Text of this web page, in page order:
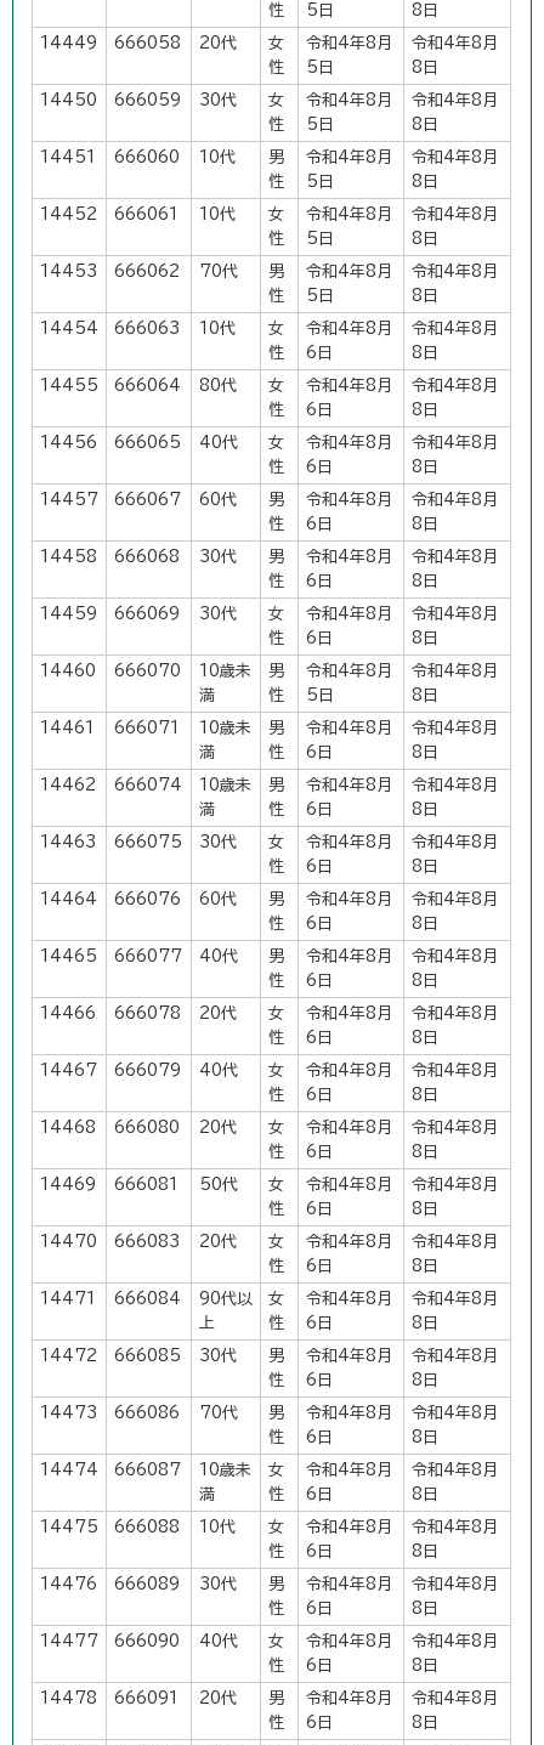
性
5日
8日
14449 666058 20代
女
性
令和4年8月
5日
令和4年8月
8日
14450 666059 30代
女
性
令和4年8月
5日
令和4年8月
8日
14451 666060 10代
男
性
令和4年8月
5日
令和4年8月
8日
14452 666061 10代
女
性
令和4年8月
5日
令和4年8月
8日
14453 666062 70代
男
性
令和4年8月
5日
令和4年8月
8日
14454 666063 10代
女
性
令和4年8月
6日
令和4年8月
8日
14455 666064 80代
女
性
令和4年8月
6日
令和4年8月
8日
14456 666065 40代
女
性
令和4年8月
6日
令和4年8月
8日
14457 666067 60代
男
性
令和4年8月
6日
令和4年8月
8日
14458 666068 30代
男
性
令和4年8月
6日
令和4年8月
8日
14459 666069 30代
女
性
令和4年8月
6日
令和4年8月
8日
14460 666070
10歳未
満
男
性
令和4年8月
5日
令和4年8月
8日
14461 666071
10歳未
満
男
性
令和4年8月
6日
令和4年8月
8日
14462 666074
10歳未
満
男
性
令和4年8月
6日
令和4年8月
8日
14463 666075 30代
女
性
令和4年8月
6日
令和4年8月
8日
14464 666076 60代
男
性
令和4年8月
6日
令和4年8月
8日
14465 666077 40代
男
性
令和4年8月
6日
令和4年8月
8日
14466 666078 20代
女
性
令和4年8月
6日
令和4年8月
8日
14467 666079 40代
女
性
令和4年8月
6日
令和4年8月
8日
14468 666080 20代
女
性
令和4年8月
6日
令和4年8月
8日
14469 666081 50代
女
性
令和4年8月
6日
令和4年8月
8日
14470 666083 20代
女
性
令和4年8月
6日
令和4年8月
8日
14471 666084
90代以
上
女
性
令和4年8月
6日
令和4年8月
8日
14472 666085 30代
男
性
令和4年8月
6日
令和4年8月
8日
14473 666086 70代
男
性
令和4年8月
6日
令和4年8月
8日
14474 666087
10歳未
満
女
性
令和4年8月
6日
令和4年8月
8日
14475 666088 10代
女
性
令和4年8月
6日
令和4年8月
8日
14476 666089 30代
男
性
令和4年8月
6日
令和4年8月
8日
14477 666090 40代
女
性
令和4年8月
6日
令和4年8月
8日
14478 666091 20代
男
性
令和4年8月
6日
令和4年8月
8日